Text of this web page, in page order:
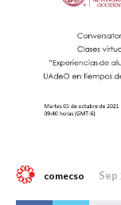
comecso Sep